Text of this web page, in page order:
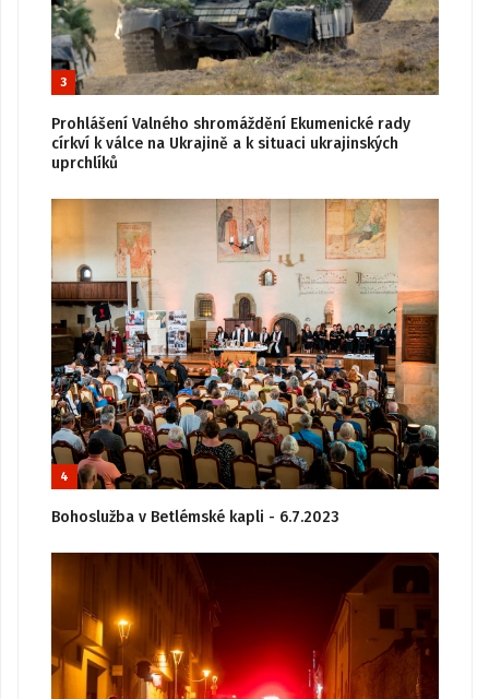
3
Prohlášení Valného shromáždění Ekumenické rady
církví k válce na Ukrajině a k situaci ukrajinských
uprchlíků
4
Bohoslužba v Betlémské kapli - 6.7.2023